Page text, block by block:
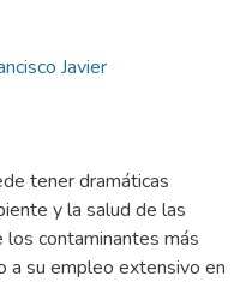
Javier
tener dramáticas
y la salud de las
contaminantes más
a su empleo extensivo en